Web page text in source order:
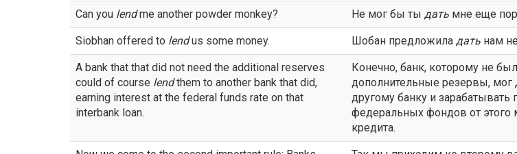
Can you lendme another powder monkey? Не мог бы ты дать мне еще
Siobhan offered to lendus some money. Шобан предложила дать нам
A bank that that did not need the additional reserves
could of course lendthem to another bank that did,
earning interest at the federal funds rate on that
interbank loan.
Конечно, банк, которому не
дополнительные резервы, мог
другому банку и зарабатывать
федеральных фондов от этого
кредита.